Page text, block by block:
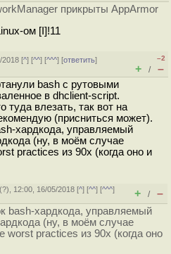
прикрыты AppArmor
ом [I]!11
2018 [^] [^^] [^^^] [ответить]
–2
+ / –
bash с рутовыми
в dhclient-script.
туда влезать, так вот на
(присниться может).
хардкода, управляемый
(ну, в моём случае
practices из 90х (когда оно и
(?), 12:00, 16/05/2018 [^] [^^] [^^^]
+ / –
bash-хардкода, управляемый
(ну, в моём случае
worst practices из 90х (когда оно